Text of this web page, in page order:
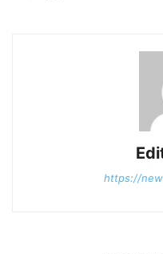
https://